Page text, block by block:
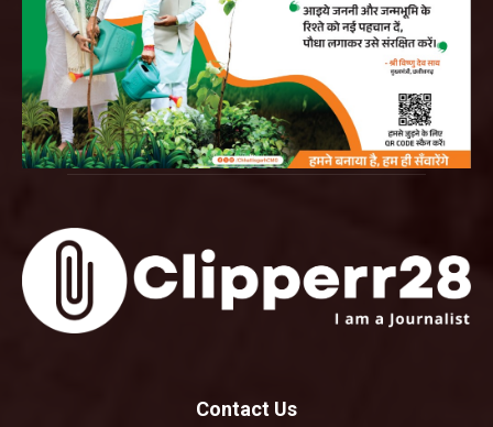
Contact Us